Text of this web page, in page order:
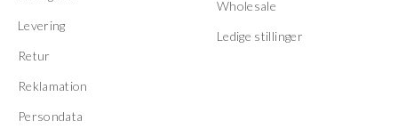
Levering
Retur
Reklamation
Persondata
Wholesale
Ledige stillinger